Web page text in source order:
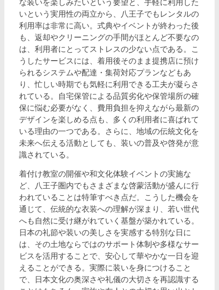
な装いを楽しみたいという要望と、手軽に利用した
いという実用性の両立から、八王子でもレンタルの
利用率は非常に高い。式典やイベントが終わった後
も、返却やクリーニングの手間がほとんど不要なの
は、利用者にとってストレスの少ない点である。こ
うしたサービスには、着用後そのまま提携店に預け
られるシステムや配達・集荷対応プランなどもあ
り、忙しい時期でも気軽に利用できる工夫が凝らさ
れている。自宅保管による品質劣化や保管場所の確
保に悩む必要がなく、費用負担を抑えながら最新の
デザインを楽しめる点も、多くの利用者に喜ばれて
いる理由の一つである。さらに、地域の伝統文化を
未来へ伝える活動としても、装いの普及や啓発が意
識されている。
着付け教室の開催や和文化体験イベントの実施な
ど、八王子圏内でもさまざまな啓蒙活動が盛んに行
われていることは特筆すべき点だ。こうした機会を
通じて、伝統的な衣装への理解が深まり、若い世代
へも自然に受け継がれていく基盤が築かれている。
日本の礼節や装いの美しさを実感する特別な日に
は、その土地ならではのサポート体制や多様なサー
ビスを活用することで、安心して華やかな一日を迎
えることができる。実際に装いを身につけること
で、日本文化の奥深さや礼儀の大切さを再認識する